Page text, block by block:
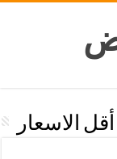
الاسعار